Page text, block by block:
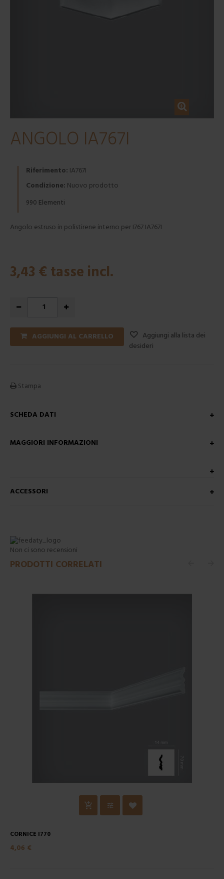
ANGOLO IA767I
Riferimento: IA767I
Condizione: Nuovo prodotto
990 Elementi
Angolo estruso in polistirene interno per I767 IA767I
3,43 € tasse incl.
AGGIUNGI AL CARRELLO
Aggiungi alla lista dei
desideri
Stampa
SCHEDA DATI
MAGGIORI INFORMAZIONI
ACCESSORI
Non ci sono recensioni
PRODOTTI CORRELATI
CORNICE I770
4,06 €